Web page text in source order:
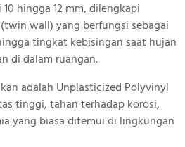
hingga 12 mm, dilengkapi
wall) yang berfungsi sebagai
tingkat kebisingan saat hujan
di dalam ruangan.
adalah Unplasticized Polyvinyl
tinggi, tahan terhadap korosi,
yang biasa ditemui di lingkungan